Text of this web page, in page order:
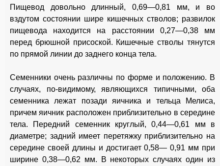
Пищевод довольно длинный, 0,69—0,81 мм, и во
вздутом состоянии шире кишечных стволов; развилок
пищевода находится на расстоянии 0,27—0,38 мм
перед брюшной присоской. Кишечные стволы тянутся
по прямой линии до заднего конца тела.
Семенники очень различны по форме и положению. В
случаях, по-видимому, являющихся типичными, оба
семенника лежат позади яичника и тельца Мелиса,
причем яичник расположен приблизительно в середине
тела. Передний семенник круглый, 0,44—0,61 мм в
диаметре; задний имеет перетяжку приблизительно на
середине своей длины и достигает 0,58— 0,91 мм при
ширине 0,38—0,62 мм. В некоторых случаях один из